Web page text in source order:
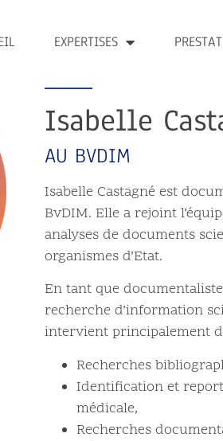
EXPERTISES
Isabelle
AU BVDIM
Isabelle Castagné est
BvDIM. Elle a rejoint
analyses de documents
organismes d’Etat.
En tant que
recherche d’information
intervient principalement
Recherches
Identification et
médicale,
Recherches